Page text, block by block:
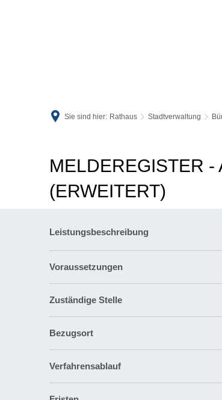
Sie sind hier: Rathaus Stadtverwaltung
MELDEREGISTER -
(ERWEITERT)
Leistungsbeschreibung
Voraussetzungen
Zuständige Stelle
Bezugsort
Verfahrensablauf